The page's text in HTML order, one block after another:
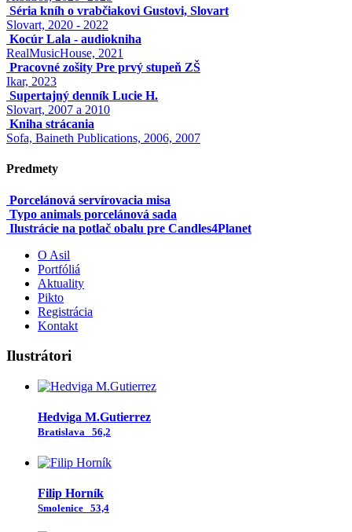
Séria kníh o vrabčiakovi Gustovi, Slovart
Slovart, 2020 - 2022
Kocúr Lala - audiokniha
RealMusicHouse, 2021
Pracovné zošity Pre prvý stupeň ZŠ
Ikar, 2023
Supertajný denník Lucie H.
Slovart, 2007 a 2010
Kniha strácania
Sofa, Baineth Publications, 2006, 2007
Predmety
Porcelánová servírovacia misa
Typo animals porcelánová sada
Ilustrácie na potlač obalu pre Candles4Planet
O Asil
Portfóliá
Aktuality
Pikto
Registrácia
Kontakt
Ilustrátori
Hedviga M.Gutierrez
Bratislava 56,2
Filip Horník
Smolenice 53,4